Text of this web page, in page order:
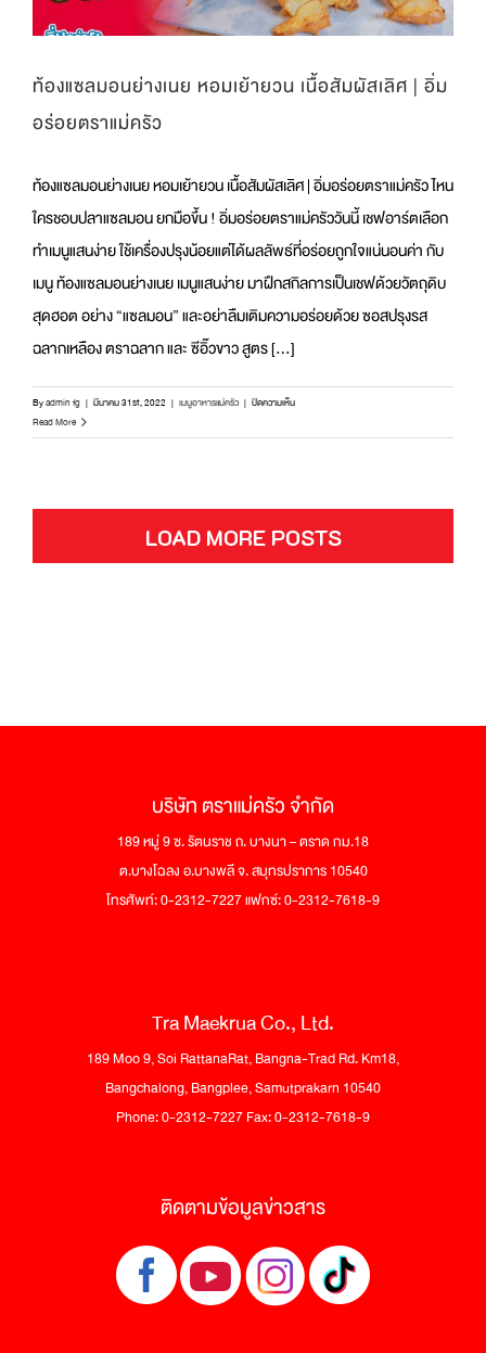
อิ่ม
อร่อย
ท้องแซลมอนย่างเนย หอมเย้ายวน เนื้อสัมผัสเลิศ | อิ่ม
อร่อยตราแม่ครัว
ท้องแซลมอนย่างเนย หอมเย้ายวน เนื้อสัมผัสเลิศ | อิ่มอร่อยตราแม่ครัว ไหน
ใครชอบปลาแซลมอน ยกมือขึ้น ! อิ่มอร่อยตราแม่ครัววันนี้ เชฟอาร์ตเลือก
ทำเมนูแสนง่าย ใช้เครื่องปรุงน้อยแต่ได้ผลลัพธ์ที่อร่อยถูกใจแน่นอนค่า กับ
เมนู ท้องแซลมอนย่างเนย เมนูแสนง่าย มาฝึกสกิลการเป็นเชฟด้วยวัตถุดิบ
สุดฮอต อย่าง “แซลมอน” และอย่าลืมเติมความอร่อยด้วย ซอสปรุงรส
ฉลากเหลือง ตราฉลาก และ ซีอิ๊วขาว สูตร [...]
Byadmin fg | มีนาคม 31st, 2022 | เมนูอาหารแม่ครัว | ปิดความเห็นบน
แซลมอน
ยวน
Read More
LOAD MORE POSTS
บริษัท ตราแม่ครัว จำกัด
189 หมู่ 9 ซ. รัตนราช ถ. บางนา – ตราด กม.18
ต.บางโฉลง อ.บางพลี จ. สมุทรปราการ 10540
โทรศัพท์: 0-2312-7227 แฟกซ์: 0-2312-7618-9
Tra Maekrua Co., Ltd.
189 Moo 9, Soi RattanaRat, Bangna-Trad Rd. Km18,
Bangchalong, Bangplee, Samutprakarn 10540
Phone: 0-2312-7227 Fax: 0-2312-7618-9
ติดตามข้อมูลข่าวสาร